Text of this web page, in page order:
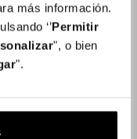
más información.
‘’Permitir
", o bien
".
37,99 €